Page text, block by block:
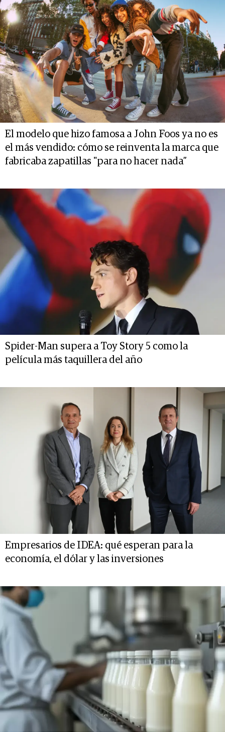
El modelo que hizo famosa a John Foos ya no es
el más vendido: cómo se reinventa la marca que
fabricaba zapatillas "para no hacer nada”
Spider-Man supera a Toy Story 5 como la
película más taquillera del año
Empresarios de IDEA: qué esperan para la
economía, el dólar y las inversiones